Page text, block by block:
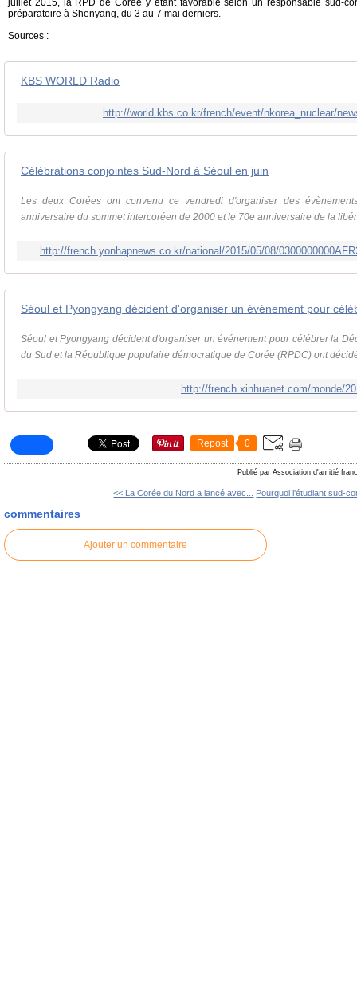
juillet 2015, la RPD de Corée y étant favorable selon un responsable sud-
préparatoire à Shenyang, du 3 au 7 mai derniers.
Sources :
KBS WORLD Radio
http://world.kbs.co.kr/french/event/nkorea_nuclear/
Célébrations conjointes Sud-Nord à Séoul en juin
Les deux Corées ont convenu ce vendredi d'organiser des
anniversaire du sommet intercoréen de 2000 et le 70e anniversaire de la
http://french.yonhapnews.co.kr/national/2015/05/08/
Séoul et Pyongyang décident d'organiser un événement pour célébrer la
du Sud et la République populaire démocratique de Corée (RPDC) ont
http://french.xinhuanet.com/monde/
Repost 0
Publié par Association d'amitié
<< La Corée du Nord a lancé avec... Pourquoi l'étudiant sud-
commentaires
Ajouter un commentaire